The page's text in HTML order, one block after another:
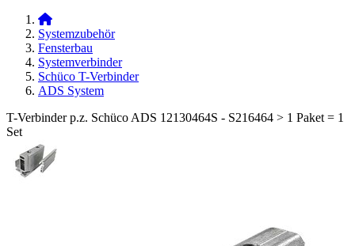
Systemzubehör
Fensterbau
Systemverbinder
Schüco T-Verbinder
ADS System
T-Verbinder p.z. Schüco ADS 12130464S - S216464 > 1 Paket = 1
Set